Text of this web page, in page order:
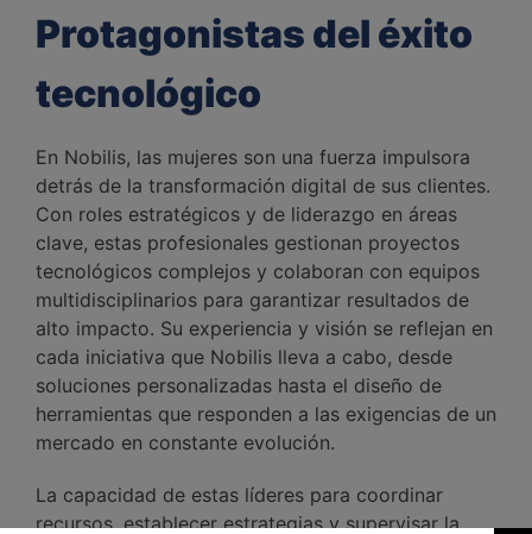
Protagonistas del éxito
tecnológico
En Nobilis, las mujeres son una fuerza impulsora
detrás de la transformación digital de sus clientes.
Con roles estratégicos y de liderazgo en áreas
clave, estas profesionales gestionan proyectos
tecnológicos complejos y colaboran con equipos
multidisciplinarios para garantizar resultados de
alto impacto. Su experiencia y visión se reflejan en
cada iniciativa que Nobilis lleva a cabo, desde
soluciones personalizadas hasta el diseño de
herramientas que responden a las exigencias de un
mercado en constante evolución.
La capacidad de estas líderes para coordinar
recursos, establecer estrategias y supervisar la